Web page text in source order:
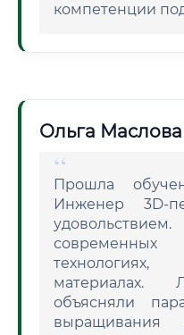
компетенции
Ольга Маслова
Прошла
Инженер 3D-
материалах.
объясняли
выращивания